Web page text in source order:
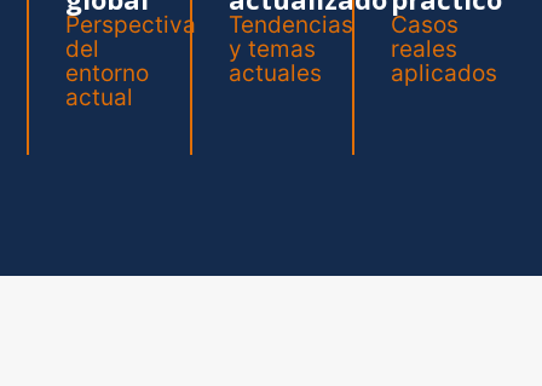
Perspectiva
del
entorno
actual
Tendencias
y temas
actuales
Casos
reales
aplicados